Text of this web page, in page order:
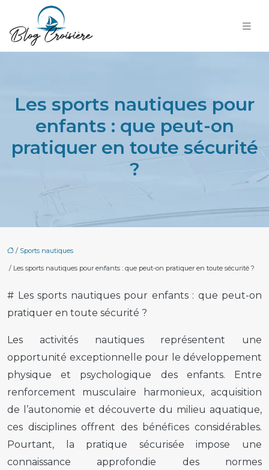
Les sports nautiques pour
enfants : que peut-on
pratiquer en toute sécurité
?
/ Sports nautiques
/ Les sports nautiques pour enfants : que peut-on pratiquer en toute sécurité ?
# Les sports nautiques pour enfants : que peut-on
pratiquer en toute sécurité ?
Les activités nautiques représentent une
opportunité exceptionnelle pour le développement
physique et psychologique des enfants. Entre
renforcement musculaire harmonieux, acquisition
de l’autonomie et découverte du milieu aquatique,
ces disciplines offrent des bénéfices considérables.
Pourtant, la pratique sécurisée impose une
connaissance approfondie des normes